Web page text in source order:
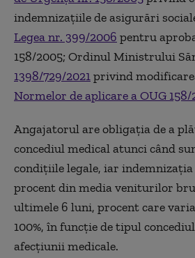
indemnizațiile de asigurări
Legea nr. 399/2006 pentru
158/2005; Ordinul Ministrului
1398/729/2021privind
Normelor de aplicare a OUG 158/
Angajatorul are obligația de a
concediul medical atunci când
condițiile legale, iar indemnizația
procent din media veniturilor
ultimele 6 luni, procent care
100%, în funcție de tipul
afecțiunii medicale.